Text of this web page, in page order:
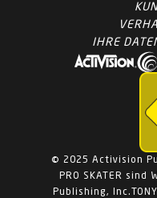
IHRE
© 2025 Activision
PRO SKATER
Publishing,